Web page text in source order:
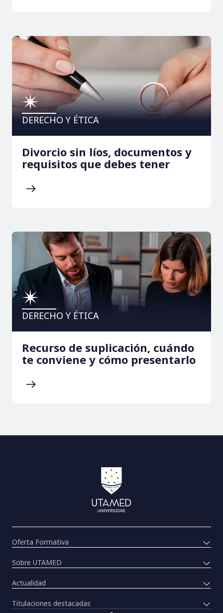
DERECHO Y ÉTICA
Divorcio sin líos, documentos y
requisitos que debes tener
DERECHO Y ÉTICA
Recurso de suplicación, cuándo
te conviene y cómo presentarlo
Oferta Formativa
Sobre UTAMED
Actualidad
Titulaciones destacadas